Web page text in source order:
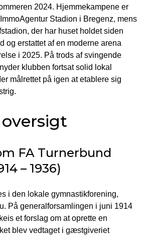
2024. Hjemmekampene er
Stadion i Bregenz, mens
der har huset holdet siden
og erstattet af en moderne arena
i 2025. På trods af svingende
klubben fortsat solid lokal
målrettet på igen at etablere sig
FA Turnerbund
– 1936)
i den lokale gymnastikforening,
På generalforsamlingen i juni 1914
et forslag om at oprette en
blev vedtaget i gæstgiveriet